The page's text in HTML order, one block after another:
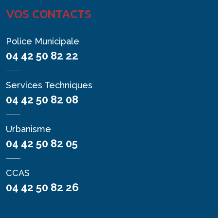
VOS CONTACTS
Police Municipale
04 42 50 82 22
Services Techniques
04 42 50 82 08
Urbanisme
04 42 50 82 05
CCAS
04 42 50 82 26